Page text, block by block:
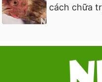
cách chữa